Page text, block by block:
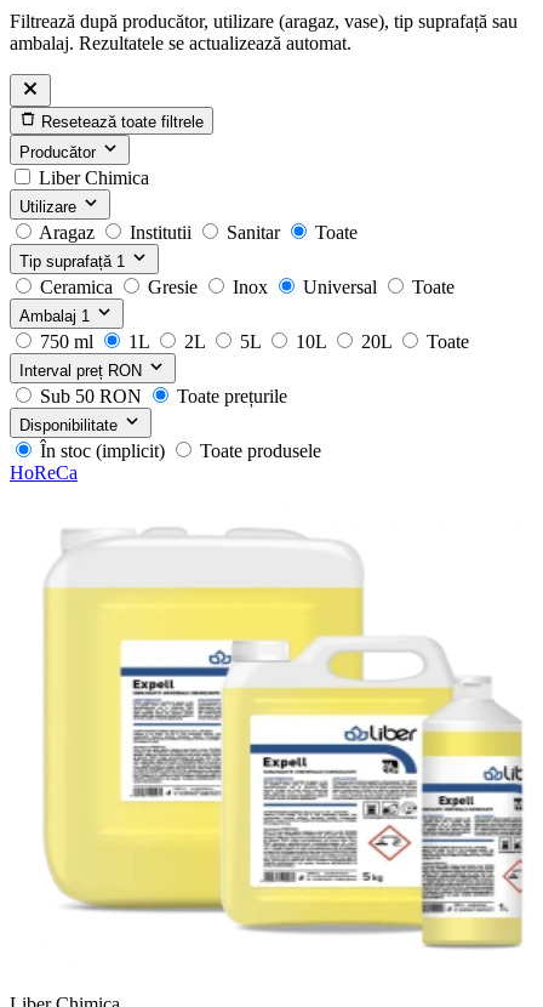
Filtrează după producător, utilizare (aragaz, vase), tip suprafață sau
ambalaj. Rezultatele se actualizează automat.
Resetează toate filtrele
Producător
Liber Chimica
Utilizare
Aragaz Institutii Sanitar Toate
Tip suprafață 1
Ceramica Gresie Inox Universal Toate
Ambalaj 1
750 ml 1L 2L 5L 10L 20L Toate
Interval preț RON
Sub 50 RON Toate prețurile
Disponibilitate
În stoc (implicit)
Toate produsele
HoReCa